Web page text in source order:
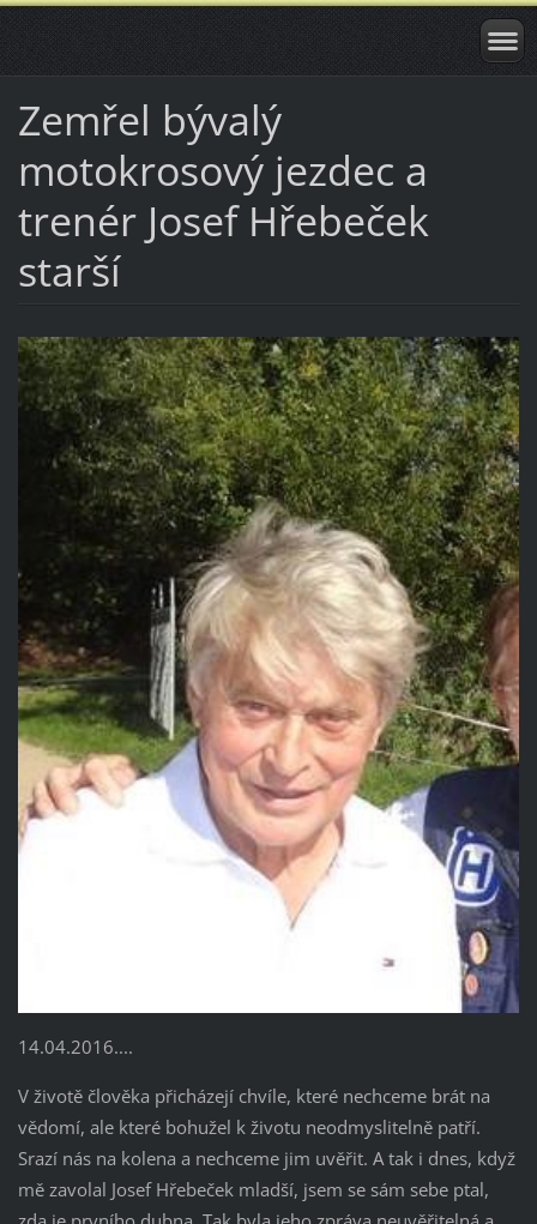
Zemřel bývalý
motokrosový jezdec a
trenér Josef Hřebeček
starší
14.04.2016....
V životě člověka přicházejí chvíle, které nechceme brát na
vědomí, ale které bohužel k životu neodmyslitelně patří.
Srazí nás na kolena a nechceme jim uvěřit. A tak i dnes, když
mě zavolal Josef Hřebeček mladší, jsem se sám sebe ptal,